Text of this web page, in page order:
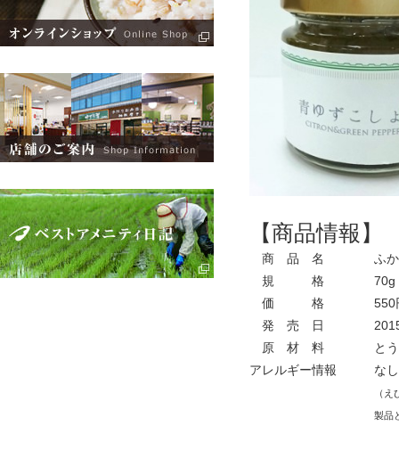
【商品情報】
商 品 名
規 格
価 格
発 売 日
ふか
70g
550
原 材 料
とう
アレルギー情報
なし
（
製品